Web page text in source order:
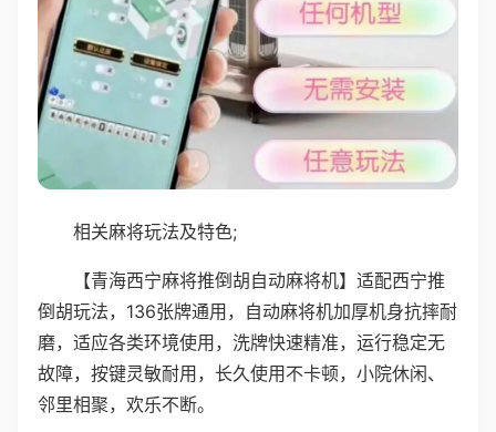
相关麻将玩法及特色;
【青海西宁麻将推倒胡自动麻将机】适配西宁推
倒胡玩法，136张牌通用，自动麻将机加厚机身抗摔耐
磨，适应各类环境使用，洗牌快速精准，运行稳定无
故障，按键灵敏耐用，长久使用不卡顿，小院休闲、
邻里相聚，欢乐不断。